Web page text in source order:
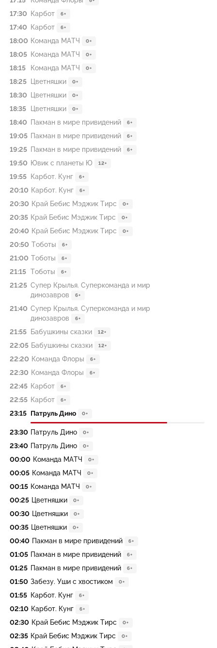
17:30 Карбот 6+
17:40 Карбот 6+
18:00 Команда МАТЧ 0+
18:05 Команда МАТЧ 0+
18:15 Команда МАТЧ 0+
18:25 Цветняшки 0+
18:30 Цветняшки 0+
18:35 Цветняшки 0+
18:40 Пакман в мире привидений 6+
19:05 Пакман в мире привидений 6+
19:25 Пакман в мире привидений 6+
19:50 Ювик с планеты Ю 12+
19:55 Карбот. Кунг 6+
20:10 Карбот. Кунг 6+
20:30 Край Бебис Мэджик Тирс 0+
20:35 Край Бебис Мэджик Тирс 0+
20:40 Край Бебис Мэджик Тирс 0+
20:50 Тоботы 6+
21:00 Тоботы 6+
21:15 Тоботы 6+
21:25 Супер Крылья. Суперкоманда и мир
динозавров
6+
21:40 Супер Крылья. Суперкоманда и мир
динозавров
6+
21:55 Бабушкины сказки 12+
22:05 Бабушкины сказки 12+
22:20 Команда Флоры 6+
22:30 Команда Флоры 6+
22:45 Карбот 6+
22:55 Карбот 6+
23:15 Патруль Дино 0+
23:30 Патруль Дино 0+
23:40 Патруль Дино 0+
00:00 Команда МАТЧ 0+
00:05 Команда МАТЧ 0+
00:15 Команда МАТЧ 0+
00:25 Цветняшки 0+
00:30 Цветняшки 0+
00:35 Цветняшки 0+
00:40 Пакман в мире привидений 6+
01:05 Пакман в мире привидений 6+
01:25 Пакман в мире привидений 6+
01:50 Забезу. Уши с хвостиком 0+
01:55 Карбот. Кунг 6+
02:10 Карбот. Кунг 6+
02:30 Край Бебис Мэджик Тирс 0+
02:35 Край Бебис Мэджик Тирс 0+